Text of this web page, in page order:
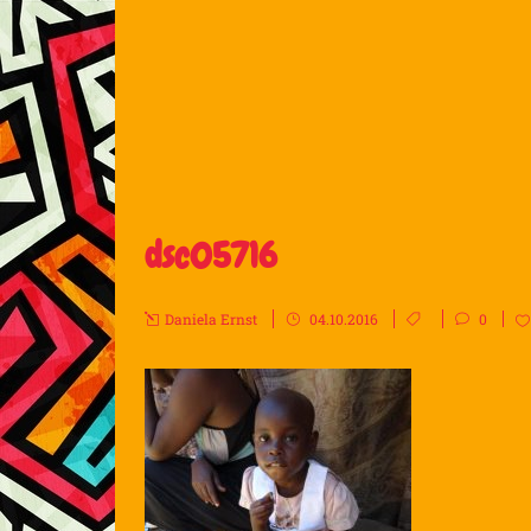
dsc05716
Daniela Ernst 04.10.2016 0